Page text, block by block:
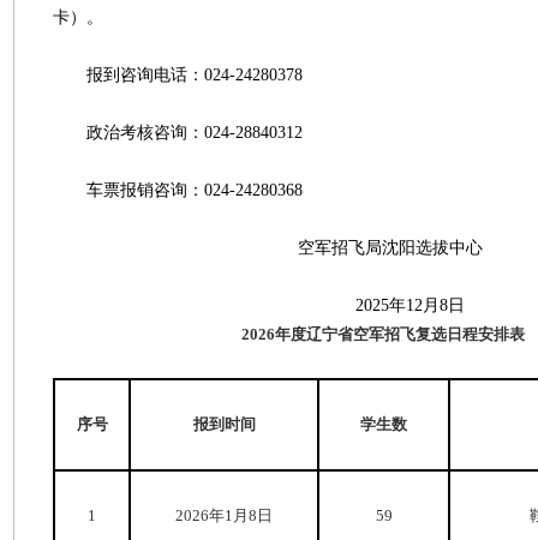
卡）。
报到咨询电话：024-24280378
政治考核咨询：024-28840312
车票报销咨询：024-24280368
空军招飞局沈阳选拔中心
2025年12月8日
2026年度辽宁省空军招飞复选日程安排表
序号 报到时间 学生数
1 2026年1月8日 59